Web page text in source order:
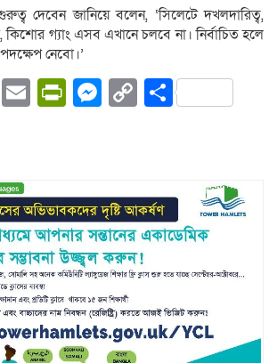
দেবেন জানিয়ে বলেন, ‘সিলেটে দখলদারিত্ব,
কিশোর গ্যাং এসব এখানে চলবে না। নির্বাচিত হলে
নেবো।’
WhatsApp
EmailPrintFriendly
Messenger
CopyShare